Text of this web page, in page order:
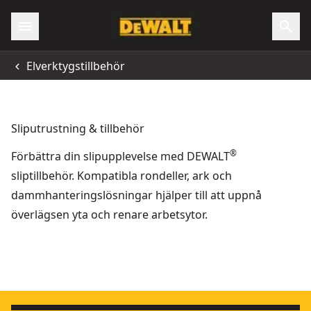
Elverktygstillbehör
Sliputrustning & tillbehör
Förbättra din slipupplevelse med DEWALT®
sliptillbehör. Kompatibla rondeller, ark och
dammhanteringslösningar hjälper till att uppnå
överlägsen yta och renare arbetsytor.